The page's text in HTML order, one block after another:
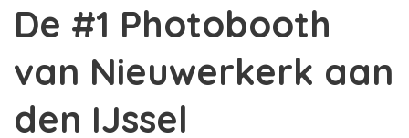
De #1 Photobooth
van Nieuwerkerk aan
den IJssel